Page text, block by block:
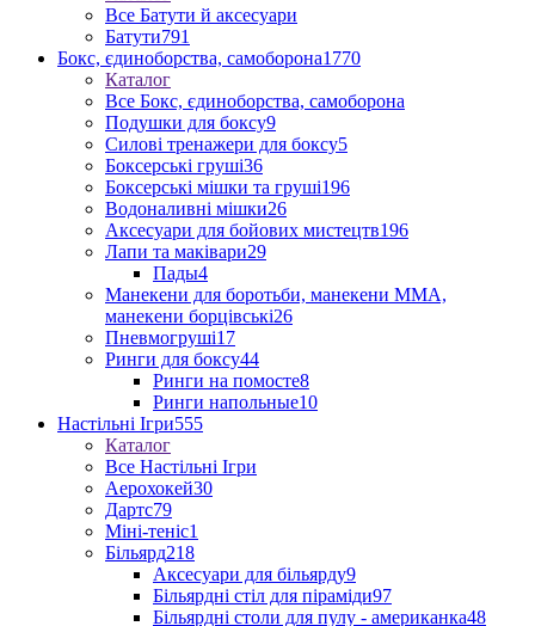
Все Батути й аксесуари
Батути791
Бокс, єдиноборства, самоборона1770
Каталог
Все Бокс, єдиноборства, самоборона
Подушки для боксу9
Силові тренажери для боксу5
Боксерські груші36
Боксерські мішки та груші196
Водоналивні мішки26
Аксесуари для бойових мистецтв196
Лапи та маківари29
Пады4
Манекени для боротьби, манекени ММА,
манекени борцівські26
Пневмогруші17
Ринги для боксу44
Ринги на помосте8
Ринги напольные10
Настільні Ігри555
Каталог
Все Настільні Ігри
Аерохокей30
Дартс79
Міні-теніс1
Більярд218
Аксесуари для більярду9
Більярдні стіл для піраміди97
Більярдні столи для пулу - американка48